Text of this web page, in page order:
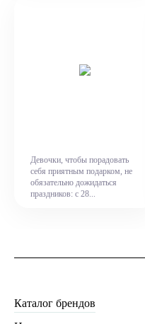
Девочки, чтобы порадовать
себя приятным подарком, не
обязательно дожидаться
праздников: с 28...
Каталог брендов